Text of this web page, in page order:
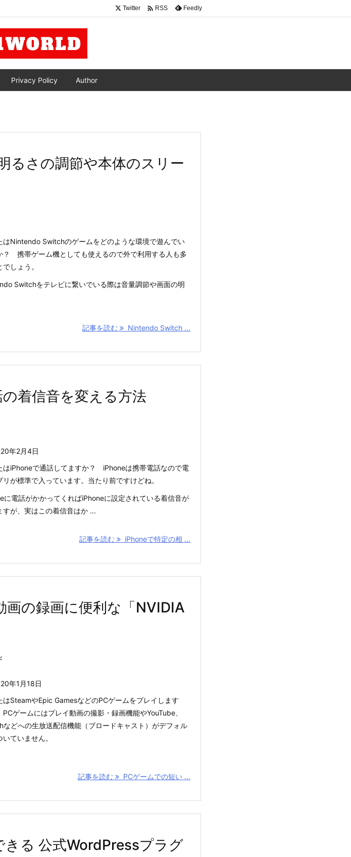
Privacy Policy Author
Twitter  RSS Feedly
るさの調節や本体のスリー
はNintendo Switchのゲームをどのような環境で遊んでい
？ 携帯ゲーム機としても使えるので外で利用する人も多
でしょう。
Switchをテレビに繋いでいる際は音量調節や画面の明
記事を読む Nintendo Switch ...
着信音を変える方法
年2月4日
はiPhoneで通話してますか？ iPhoneは携帯電話なので電
リが標準で入っています。当たり前ですけどね。
に電話がかかってくればiPhoneに設定されている着信音が
すが、実はこの着信音はか ...
記事を読む iPhoneで特定の相 ...
の録画に便利な「NVIDIA
年1月18日
はSteamやEpic GamesなどのPCゲームをプレイします
ゲームにはプレイ動画の撮影・録画機能やYouTube、
などへの生放送配信機能（ブロードキャスト）がデフォル
いていません。
記事を読む PCゲームでの短い ...
る 公式WordPressプラグ